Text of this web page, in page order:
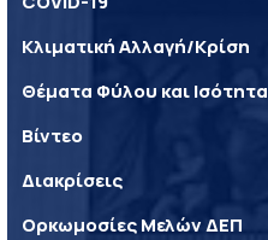
Κλιματική Αλλαγή/Κρίση
Θέματα Φύλου και
Βίντεο
Διακρίσεις
Ορκωμοσίες Μελών ΔΕΠ